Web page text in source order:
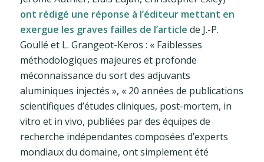
ont rédigé une réponse à l’éditeur mettant en
exergue les graves failles de l’article de J.-P.
Goullé et L. Grangeot-Keros : « Faiblesses
méthodologiques majeures et profonde
méconnaissance du sort des adjuvants
aluminiques injectés », « 20 années de publications
scientifiques d’études cliniques, post-mortem, in
vitro et in vivo, publiées par des équipes de
recherche indépendantes composées d’experts
mondiaux du domaine, ont simplement été